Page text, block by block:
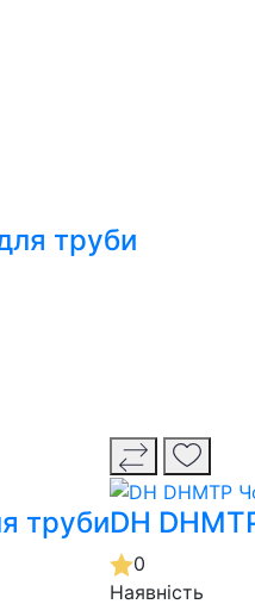
труби
трубиDH
0
Наявність